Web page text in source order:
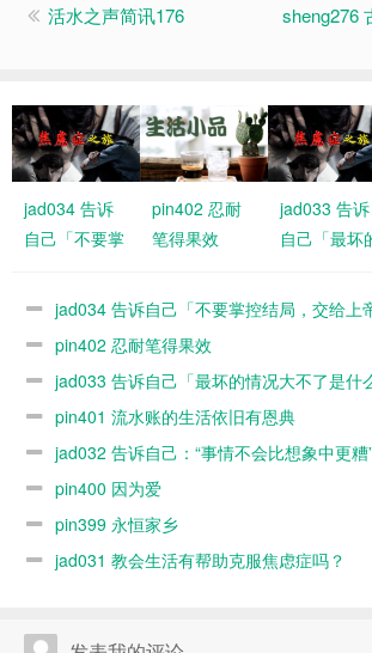
活水之声简讯176
sheng276
jad034 告诉
自己「不要掌
上帝吧!」
pin402 忍耐
笔得果效
jad033 告诉
自己「最坏
什么」
jad034 告诉自己「不要掌控结局，交给上
pin402 忍耐笔得果效
jad033 告诉自己「最坏的情况大不了是什
pin401 流水账的生活依旧有恩典
jad032 告诉自己：“事情不会比想象中更糟
pin400 因为爱
pin399 永恒家乡
jad031 教会生活有帮助克服焦虑症吗？